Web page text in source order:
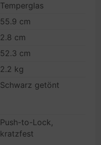
Temperglas
55.9 cm
2.8 cm
52.3 cm
2.2 kg
Schwarz getönt
Push-to-Lock,
kratzfest